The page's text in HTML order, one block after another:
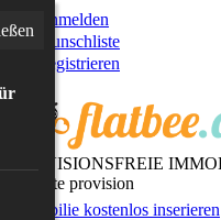
Anmelden
Wunschliste
Registrieren
PROVISIONSFREIE
gesamte provision
Immobilie kostenlos inserieren